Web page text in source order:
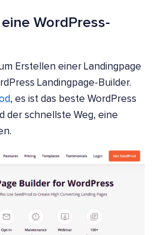
WordPress-
Erstellen einer Landingpage
Landingpage-Builder.
, es ist das beste WordPress
der schnellste Weg, eine